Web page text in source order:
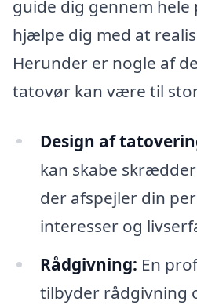
guide dig gennem hele
hjælpe dig med at
Herunder er nogle af
tatovør kan være til
Design af
kan skabe
der afspejler din
interesser og
Rådgivning: En
tilbyder rådgivning